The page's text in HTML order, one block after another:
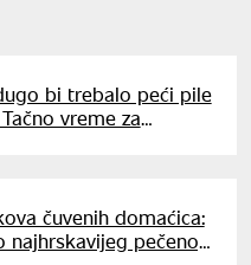
bi trebalo peći pile
vreme za
čuvenih domaćica:
najhrskavijeg pečenog